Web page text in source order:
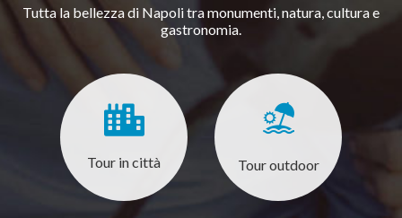
Tutta la bellezza di Napoli tra monumenti, natura, cultura e
gastronomia.
Tour in città Tour outdoor